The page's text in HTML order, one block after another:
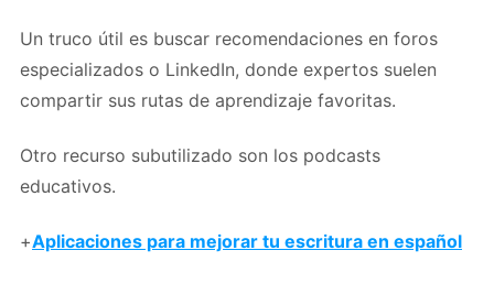
Un truco útil es buscar recomendaciones en foros
especializados o LinkedIn, donde expertos suelen
compartir sus rutas de aprendizaje favoritas.
Otro recurso subutilizado son los podcasts
educativos.
+Aplicaciones para mejorar tu escritura en español